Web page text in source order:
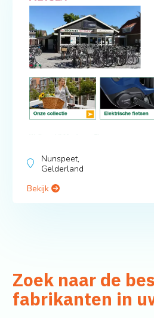
Nunspeet,
Gelderland
Bekijk
Zoek naar de
fabrikanten in